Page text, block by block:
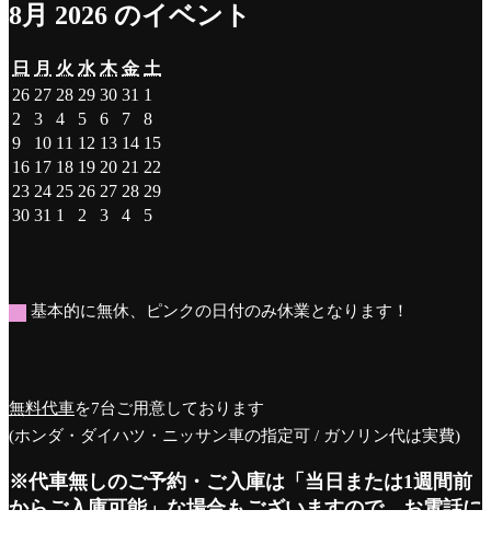
8月 2026 のイベント
日
日
曜
日
月 月
曜
日
火 火
曜
日
水 水
曜
日
木木
曜
日
金金
曜
日
土
262026
年
7
月
26
日
272026
年
7
月
27
日
282026
年
7
月
28
日
292026
年
7
月
29
日
302026
年
7
月
30
日
31 2026
年
7
月
31
日
1
8
月
1
日
2 2026
年
8
月
2
日
32026
年
8
月
3
日
42026
年
8
月
4
日
52026
年
8
月
5
日
62026
年
8
月
6
日
72026
年
8
月
7
日
82026
年
8
月
8
日
92026
年
8
月
9
102026
年
8
月
10
11 2026
年
8
月
11
12 2026
年
8
月
12
132026
年
8
月
13
142026
年
8
月
14
152026
8
162026
年
8
172026
年
8
182026
年
8
192026
年
8
202026
年
21 2026
年
8
22
年
232026
年
242026
年
252026
年
262026
年
272026
年
282026
年
292026
302026
30
日
31 2026
31
日
1
2026
1
日
2 2026
日
32026
日
42026
日
52026
5
日
基本的に無休、ピンクの日付のみ休業となります！
無料代車を7台ご用意しております
(ホンダ・ダイハツ・ニッサン車の指定可 / ガソリン代は実費)
※代車無しのご予約・ご入庫は「当日または1週間前
からご入庫可能」な場合もございますので、お電話に